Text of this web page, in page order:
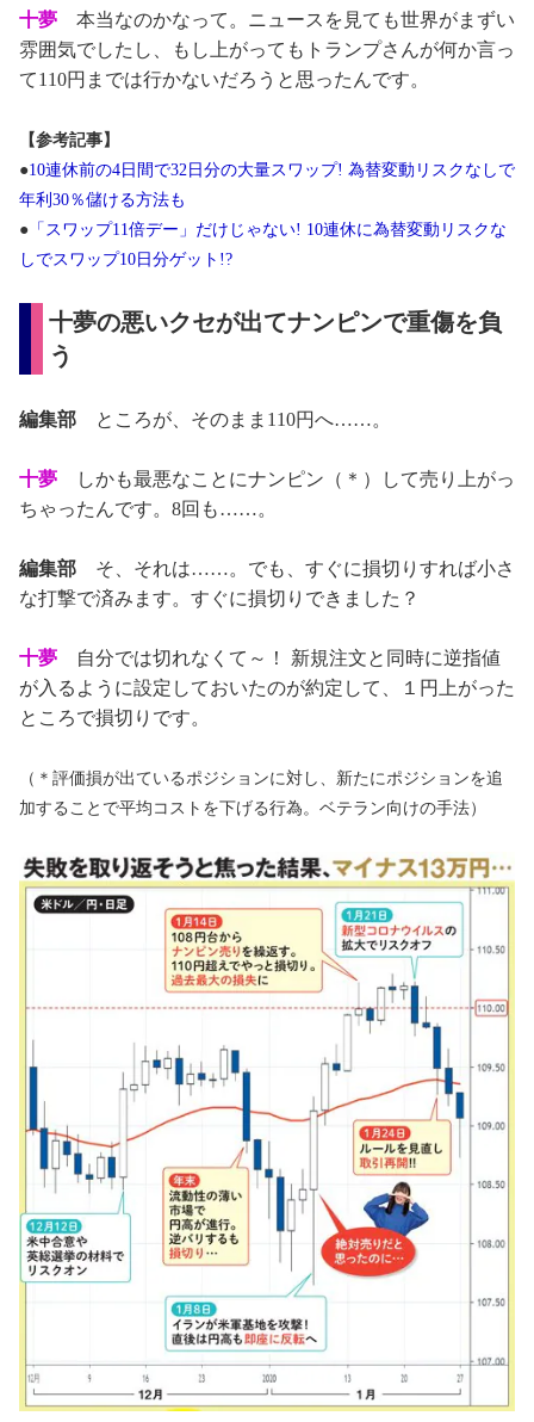
十夢 本当なのかなって。ニュースを見ても世界がまずい
雰囲気でしたし、もし上がってもトランプさんが何か言っ
て110円までは行かないだろうと思ったんです。
【参考記事】
●10連休前の4日間で32日分の大量スワップ! 為替変動リスクなしで
年利30％儲ける方法も
● 「スワップ11倍デー」だけじゃない! 10連休に為替変動リスクな
しでスワップ10日分ゲット!?
十夢の悪いクセが出てナンピンで重傷を負
う
編集部 ところが、そのまま110円へ……。
十夢 しかも最悪なことにナンピン（＊）して売り上がっ
ちゃったんです。8回も……。
編集部 そ、それは……。でも、すぐに損切りすれば小さ
な打撃で済みます。すぐに損切りできました？
十夢 自分では切れなくて～！ 新規注文と同時に逆指値
が入るように設定しておいたのが約定して、１円上がった
ところで損切りです。
（＊評価損が出ているポジションに対し、新たにポジションを追
加することで平均コストを下げる行為。ベテラン向けの手法）